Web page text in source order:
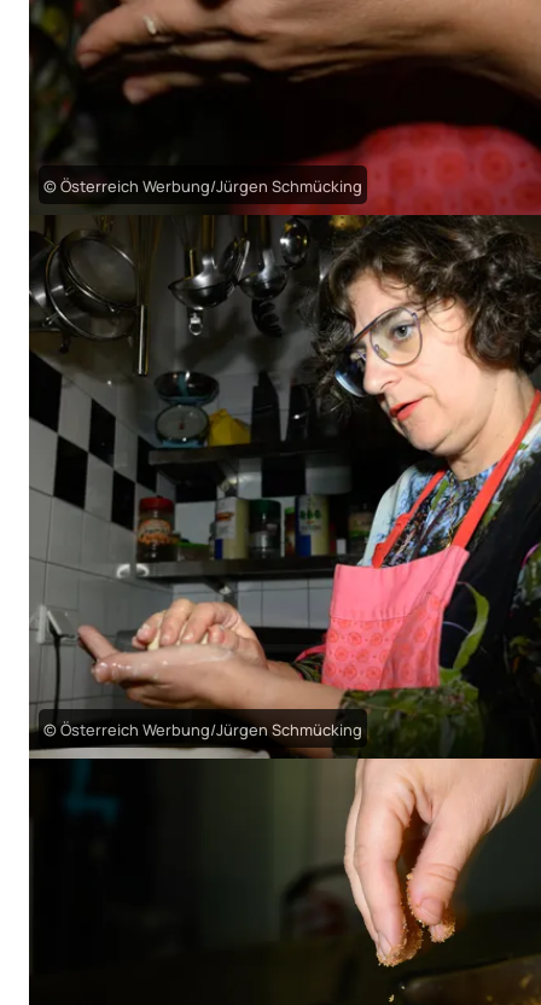
© Österreich Werbung/Jürgen Schmücking
© Österreich Werbung/Jürgen Schmücking